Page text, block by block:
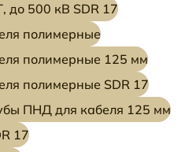
до 500 кВ SDR 17
полимерные
полимерные 125 мм
полимерные SDR 17
ПНД для кабеля 125 мм
17